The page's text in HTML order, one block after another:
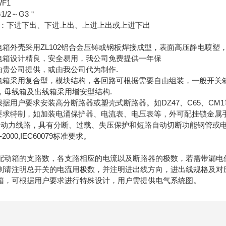
～G3＂
进下出、下进上出、上进上出或上进下出
壳采用ZL102铝合金压铸或钢板焊接成型，表面高压静电喷塑
计精良，安全易用，我公司免费提供一年保
司提供，或由我公司代为制作.
用复合型，模块结构，各回路可根据需要自由组装，一般开关
箱及出线箱采用增安型结构.
户要求安装高分断路器或塑壳式断路器。如DZ47、C65、CM1
制，如加装电涌保护器、电流表、电压表等，外可配挂锁金属
线路，具有分断、过载、失压保护和短路自动切断功能钢管或
标准要求。
的支路数，各支路相应的电流以及断路器的极数，若需带漏电
明总开关的电流用极数，并注明进出线方向，进出线规格及对
根据用户要求进行特殊设计，用户需提供电气系统图。